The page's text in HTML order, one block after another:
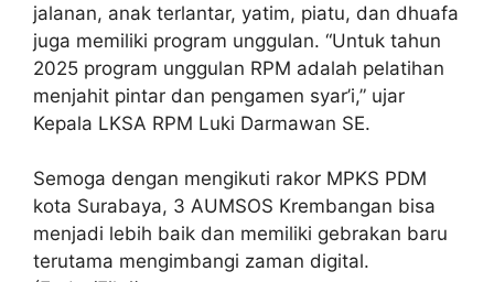
jalanan, anak terlantar, yatim, piatu, dan dhuafa
juga memiliki program unggulan. “Untuk tahun
2025 program unggulan RPM adalah pelatihan
menjahit pintar dan pengamen syar’i,” ujar
Kepala LKSA RPM Luki Darmawan SE.
Semoga dengan mengikuti rakor MPKS PDM
kota Surabaya, 3 AUMSOS Krembangan bisa
menjadi lebih baik dan memiliki gebrakan baru
terutama mengimbangi zaman digital.